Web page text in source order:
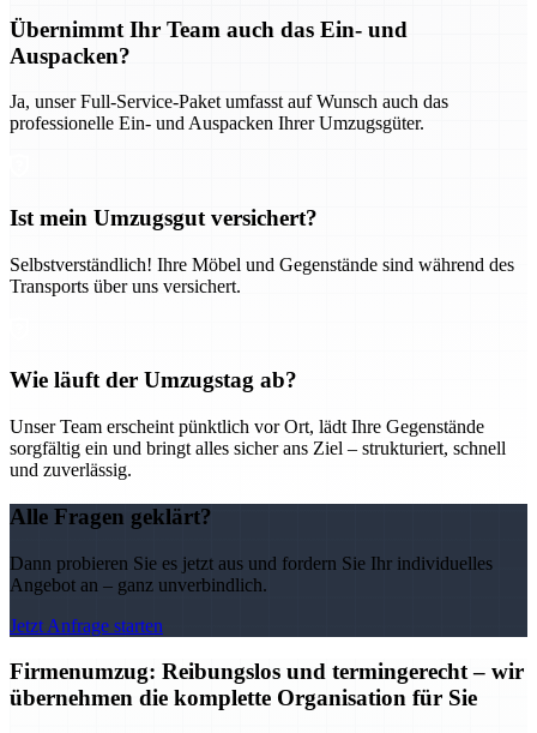
Übernimmt Ihr Team auch das Ein- und
Auspacken?
Ja, unser Full-Service-Paket umfasst auf Wunsch auch das
professionelle Ein- und Auspacken Ihrer Umzugsgüter.
Ist mein Umzugsgut versichert?
Selbstverständlich! Ihre Möbel und Gegenstände sind während des
Transports über uns versichert.
Wie läuft der Umzugstag ab?
Unser Team erscheint pünktlich vor Ort, lädt Ihre Gegenstände
sorgfältig ein und bringt alles sicher ans Ziel – strukturiert, schnell
und zuverlässig.
Alle Fragen geklärt?
Dann probieren Sie es jetzt aus und fordern Sie Ihr individuelles
Angebot an – ganz unverbindlich.
Jetzt Anfrage starten
Firmenumzug: Reibungslos und termingerecht – wir
übernehmen die komplette Organisation für Sie